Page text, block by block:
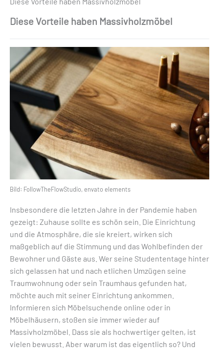
Diese Vorteile haben Massivholzmöbel
Bild: FollowTheFlowStudio, envato elements
Insbesondere die letzten Jahre in der Pandemie haben
gezeigt: Zuhause sollte es schön sein. Die Einrichtung
und die Atmosphäre, die sie kreiert, wirken sich
maßgeblich auf die Stimmung und das Wohlbefinden der
Bewohner und Gäste aus. Wer seine Studententage hinter
sich gelassen hat und nach etlichen Umzügen seine
Traumwohnung oder sein Traumhaus gefunden hat,
möchte auch mit seiner Einrichtung ankommen.
Informieren sich Möbelsuchende online oder in
Möbelhäusern, stoßen sie immer wieder auf
Massivholzmöbel. Dass sie als hochwertiger gelten, ist
vielen bewusst. Aber warum ist das eigentlich so? Und